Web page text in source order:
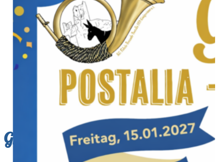
Große Postalia Sitzung 2027